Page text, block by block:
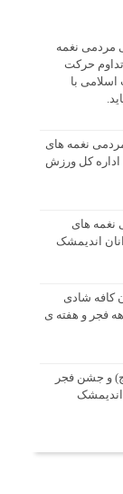
مردمی نغمه
حرکت
با
نغمه های
کل ورزش
نغمه های
اندیمشک
کافه شادی
فجر و هفته ی
و جشن فجر
اندیمشک